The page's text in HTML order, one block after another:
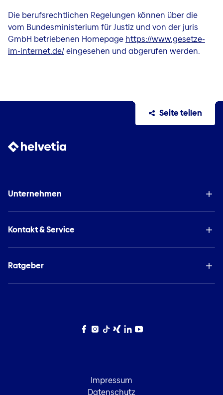
Die berufsrechtlichen Regelungen können über die
vom Bundesministerium für Justiz und von der juris
GmbH betriebenen Homepage https://www.gesetze-
im-internet.de/eingesehen und abgerufen werden.
Seite teilen
Unternehmen
Kontakt & Service
Ratgeber
Facebook
Instagram
TikTokXingLinkedIn
YouTube
Impressum
Datenschutz